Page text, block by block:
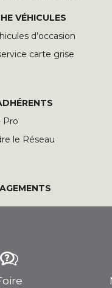
VÉHICULES
d’occasion
carte grise
Pro
le Réseau